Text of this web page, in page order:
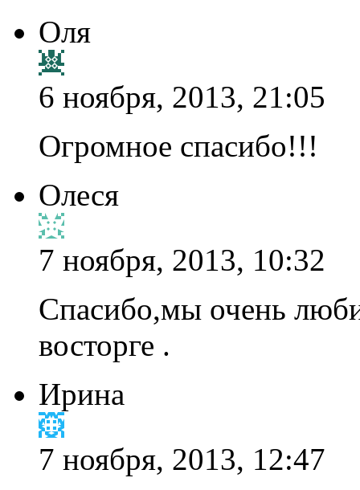
Оля
6 ноября, 2013, 21:05
Огромное спасибо!!!
Олеся
7 ноября, 2013, 10:32
Спасибо,мы очень
восторге .
Ирина
7 ноября, 2013, 12:47